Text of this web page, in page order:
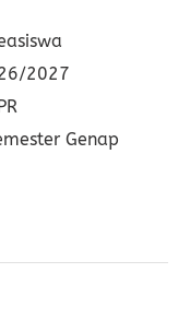
2027
Genap